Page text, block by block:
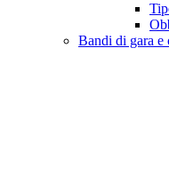
Bandi di gara e